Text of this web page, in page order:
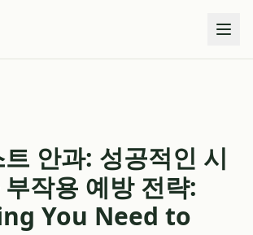
안과: 성공적인 시
작용 예방 전략:
You Need to